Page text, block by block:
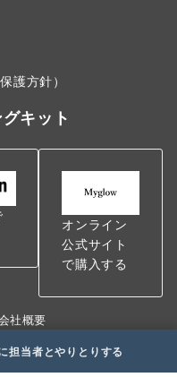
護方針）
キット
オンライン
公式サイト
で購入する
社概要
方針）
担当者とやりとりする